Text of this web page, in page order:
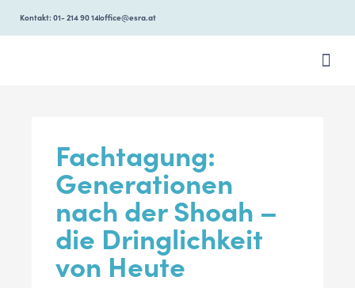
Kontakt: 01- 214 90 14office@esra.at
Fachtagung:
Generationen
nach der Shoah –
die Dringlichkeit
von Heute